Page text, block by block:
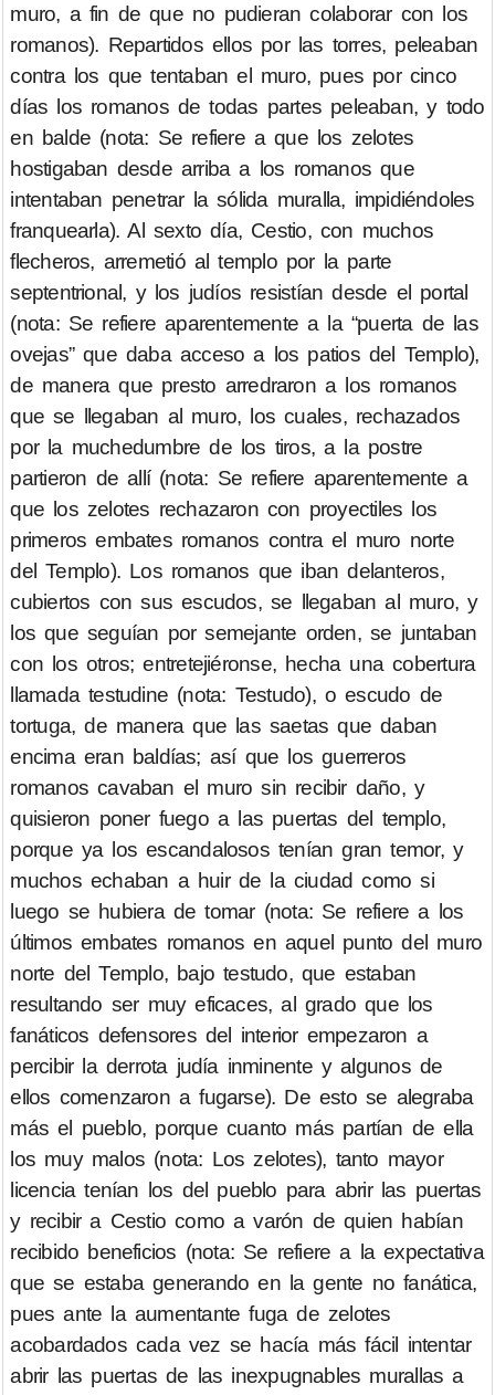
muro, a fin de que no pudieran colaborar con los
romanos). Repartidos ellos por las torres, peleaban
contra los que tentaban el muro, pues por cinco
días los romanos de todas partes peleaban, y todo
en balde (nota: Se refiere a que los zelotes
hostigaban desde arriba a los romanos que
intentaban penetrar la sólida muralla, impidiéndoles
franquearla). Al sexto día, Cestio, con muchos
flecheros, arremetió al templo por la parte
septentrional, y los judíos resistían desde el portal
(nota: Se refiere aparentemente a la “puerta de las
ovejas” que daba acceso a los patios del Templo),
de manera que presto arredraron a los romanos
que se llegaban al muro, los cuales, rechazados
por la muchedumbre de los tiros, a la postre
partieron de allí (nota: Se refiere aparentemente a
que los zelotes rechazaron con proyectiles los
primeros embates romanos contra el muro norte
del Templo). Los romanos que iban delanteros,
cubiertos con sus escudos, se llegaban al muro, y
los que seguían por semejante orden, se juntaban
con los otros; entretejiéronse, hecha una cobertura
llamada testudine (nota: Testudo), o escudo de
tortuga, de manera que las saetas que daban
encima eran baldías; así que los guerreros
romanos cavaban el muro sin recibir daño, y
quisieron poner fuego a las puertas del templo,
porque ya los escandalosos tenían gran temor, y
muchos echaban a huir de la ciudad como si
luego se hubiera de tomar (nota: Se refiere a los
últimos embates romanos en aquel punto del muro
norte del Templo, bajo testudo, que estaban
resultando ser muy eficaces, al grado que los
fanáticos defensores del interior empezaron a
percibir la derrota judía inminente y algunos de
ellos comenzaron a fugarse). De esto se alegraba
más el pueblo, porque cuanto más partían de ella
los muy malos (nota: Los zelotes), tanto mayor
licencia tenían los del pueblo para abrir las puertas
y recibir a Cestio como a varón de quien habían
recibido beneficios (nota: Se refiere a la expectativa
que se estaba generando en la gente no fanática,
pues ante la aumentante fuga de zelotes
acobardados cada vez se hacía más fácil intentar
abrir las puertas de las inexpugnables murallas a